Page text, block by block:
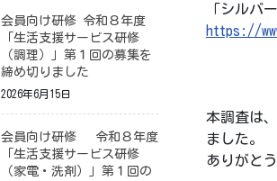
「シルバ
https://
本調査は
ました。
ありがと
会員向け研修 令和８年度
「生活支援サービス研修
（調理）」第１回の募集を
締め切りました
2026年6月15日
会員向け研修 令和８年度
「生活支援サービス研修
（家電・洗剤）」第１回の